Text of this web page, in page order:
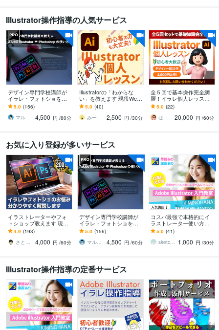
Illustrator操作指導の人気サービス
デザイン専門学校講師が
イラレ・フォトショを教
えます 初心者・中級者歓
迎！イラレ・フォトショ
教えます！
5.0 (156)
マルコフ marucof
4,500 円 /60分
Illustratorの「わからな
い」を教えます 現役Web
デザイナーが基本操作か
らコツやポイント等を教
えます
5.0 (40)
みーこ＠グラフィック×Webデザイナー
2,500 円 /30分
全５回で基本操作完全網
羅！イラレ個人レッスン
します 初心者/学び直し大
歓迎！歴10年の現役デザ
イナーが教えます
5.0 (22)
はるな【STUDIO・デザイン】
20,000 円 /60分
お気に入り登録が多いサービス
イラストレーターやフォ
トショップ教えます 現役
デザイナーが基礎から実
践スキルまでしっかりサ
ポート
4.9 (193)
さとやまはやと
4,000 円 /60分
デザイン専門学校講師が
イラレ・フォトショを教
えます 初心者・中級者歓
迎！イラレ・フォトショ
教えます！
5.0 (156)
マルコフ marucof
4,500 円 /60分
コスパ最強で本格的にイ
ラストレーター使い方教
えます プロデザイナーの
日本一分かり易いイラレ
の教室【初心者Ok】
5.0 (41)
sketchnews 1,000 円 /30分
Illustrator操作指導の定番サービス